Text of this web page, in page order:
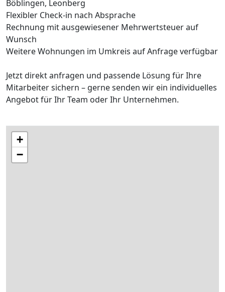
Böblingen, Leonberg
Flexibler Check-in nach Absprache
Rechnung mit ausgewiesener Mehrwertsteuer auf
Wunsch
Weitere Wohnungen im Umkreis auf Anfrage verfügbar
Jetzt direkt anfragen und passende Lösung für Ihre
Mitarbeiter sichern – gerne senden wir ein individuelles
Angebot für Ihr Team oder Ihr Unternehmen.
+
−